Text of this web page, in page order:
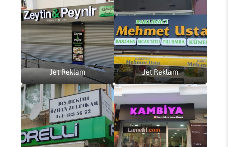
Jet Reklam Jet Reklam